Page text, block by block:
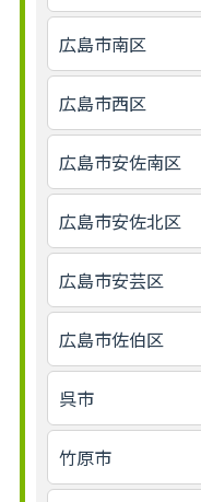
広島市南区
広島市西区
広島市安佐南区
広島市安佐北区
広島市安芸区
広島市佐伯区
呉市
竹原市